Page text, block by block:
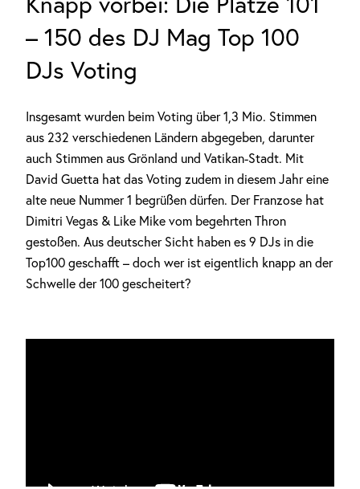
– 150 des DJ Mag Top 100
DJs Voting
Insgesamt wurden beim Voting über 1,3 Mio. Stimmen
aus 232 verschiedenen Ländern abgegeben, darunter
auch Stimmen aus Grönland und Vatikan-Stadt. Mit
David Guetta hat das Voting zudem in diesem Jahr eine
alte neue Nummer 1 begrüßen dürfen. Der Franzose hat
Dimitri Vegas & Like Mike vom begehrten Thron
gestoßen. Aus deutscher Sicht haben es 9 DJs in die
Top100 geschafft – doch wer ist eigentlich knapp an der
Schwelle der 100 gescheitert?